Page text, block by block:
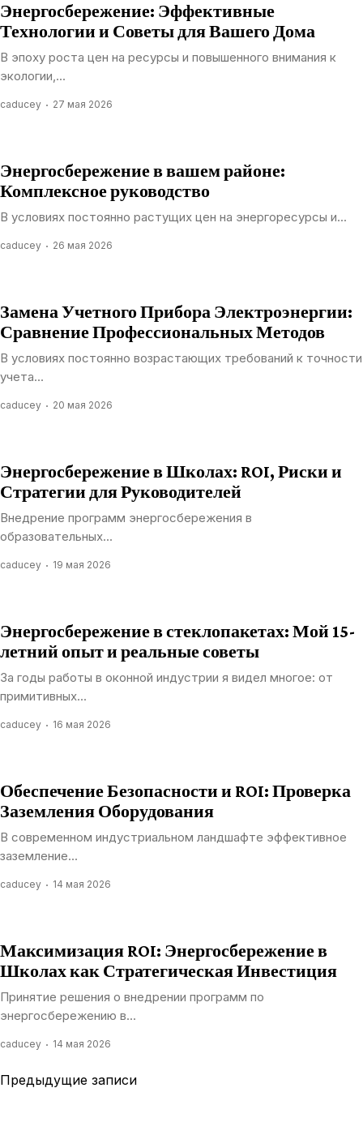
Энергосбережение: Эффективные
Технологии и Советы для Вашего Дома
В эпоху роста цен на ресурсы и повышенного внимания к
экологии,...
caducey 27 мая 2026
Энергосбережение в вашем районе:
Комплексное руководство
В условиях постоянно растущих цен на энергоресурсы и...
caducey 26 мая 2026
Замена Учетного Прибора Электроэнергии:
Сравнение Профессиональных Методов
В условиях постоянно возрастающих требований к точности
учета...
caducey 20 мая 2026
Энергосбережение в Школах: ROI, Риски и
Стратегии для Руководителей
Внедрение программ энергосбережения в
образовательных...
caducey 19 мая 2026
Энергосбережение в стеклопакетах: Мой 15-
летний опыт и реальные советы
За годы работы в оконной индустрии я видел многое: от
примитивных...
caducey 16 мая 2026
Обеспечение Безопасности и ROI: Проверка
Заземления Оборудования
В современном индустриальном ландшафте эффективное
заземление...
caducey 14 мая 2026
Максимизация ROI: Энергосбережение в
Школах как Стратегическая Инвестиция
Принятие решения о внедрении программ по
энергосбережению в...
caducey 14 мая 2026
Навигация
Предыдущие записи